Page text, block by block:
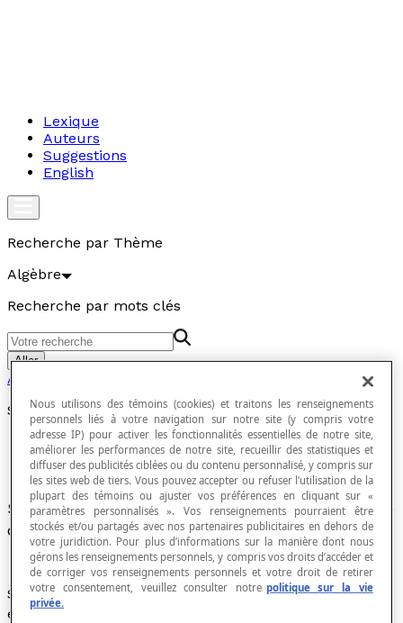
Lexique
Auteurs
Suggestions
English
Recherche par Thème
Algèbre
Recherche par mots clés
Aller
Algèbre
Suite géométrique
Suite dans laquelle le rapportr,différent de 1, de
deux termes consécutifs est constant.
Synonyme deprogression géométrique. Le rapportr
est appelé la
Nous utilisons des témoins (cookies) et traitons les renseignements
personnels liés à votre navigation sur notre site (y compris votre
adresse IP) pour activer les fonctionnalités essentielles de notre site,
améliorer les performances de notre site, recueillir des statistiques et
diffuser des publicités ciblées ou du contenu personnalisé, y compris sur
les sites web de tiers. Vous pouvez accepter ou refuser l’utilisation de la
plupart des témoins ou ajuster vos préférences en cliquant sur «
paramètres personnalisés ». Vos renseignements pourraient être
stockés et/ou partagés avec nos partenaires publicitaires en dehors de
votre juridiction. Pour plus d’informations sur la manière dont nous
gérons les renseignements personnels, y compris vos droits d’accéder et
de corriger vos renseignements personnels et votre droit de retirer
votre consentement, veuillez consulter notre politique sur la vie
privée.